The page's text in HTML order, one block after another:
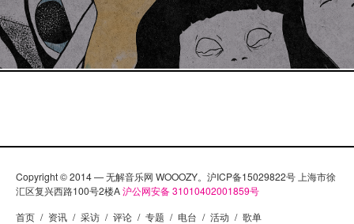
Copyright © 2014 — 无解音乐网 WOOOZY。沪ICP备15029822号 上海市徐
汇区复兴西路100号2楼A沪公网安备 31010402001859号
首页 / 资讯 / 采访 / 评论 / 专题 / 电台 / 活动 / 歌单